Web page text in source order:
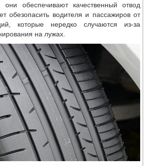
они обеспечивают качественный отвод
обезопасить водителя и пассажиров от
которые нередко случаются из-за
на лужах.